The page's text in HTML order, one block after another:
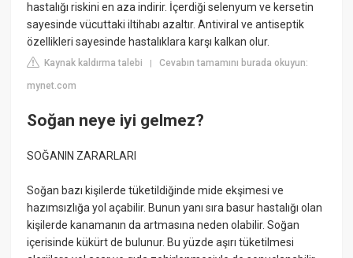
hastalığı riskini en aza indirir. İçerdiği selenyum ve kersetin
sayesinde vücuttaki iltihabı azaltır. Antiviral ve antiseptik
özellikleri sayesinde hastalıklara karşı kalkan olur.
Kaynak kaldırma talebi |Cevabın tamamını burada okuyun:
mynet.com
Soğan neye iyi gelmez?
SOĞANIN ZARARLARI
Soğan bazı kişilerde tüketildiğinde mide ekşimesi ve
hazımsızlığa yol açabilir. Bunun yanı sıra basur hastalığı olan
kişilerde kanamanın da artmasına neden olabilir. Soğan
içerisinde kükürt de bulunur. Bu yüzde aşırı tüketilmesi